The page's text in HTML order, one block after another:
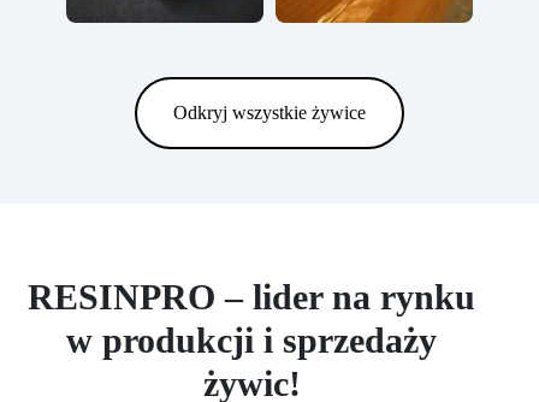
Odkryj wszystkie żywice
RESINPRO – lider na rynku
w produkcji i sprzedaży
żywic!